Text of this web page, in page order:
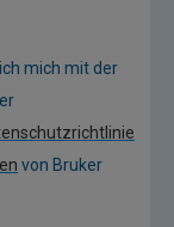
mich mit der
von Bruker